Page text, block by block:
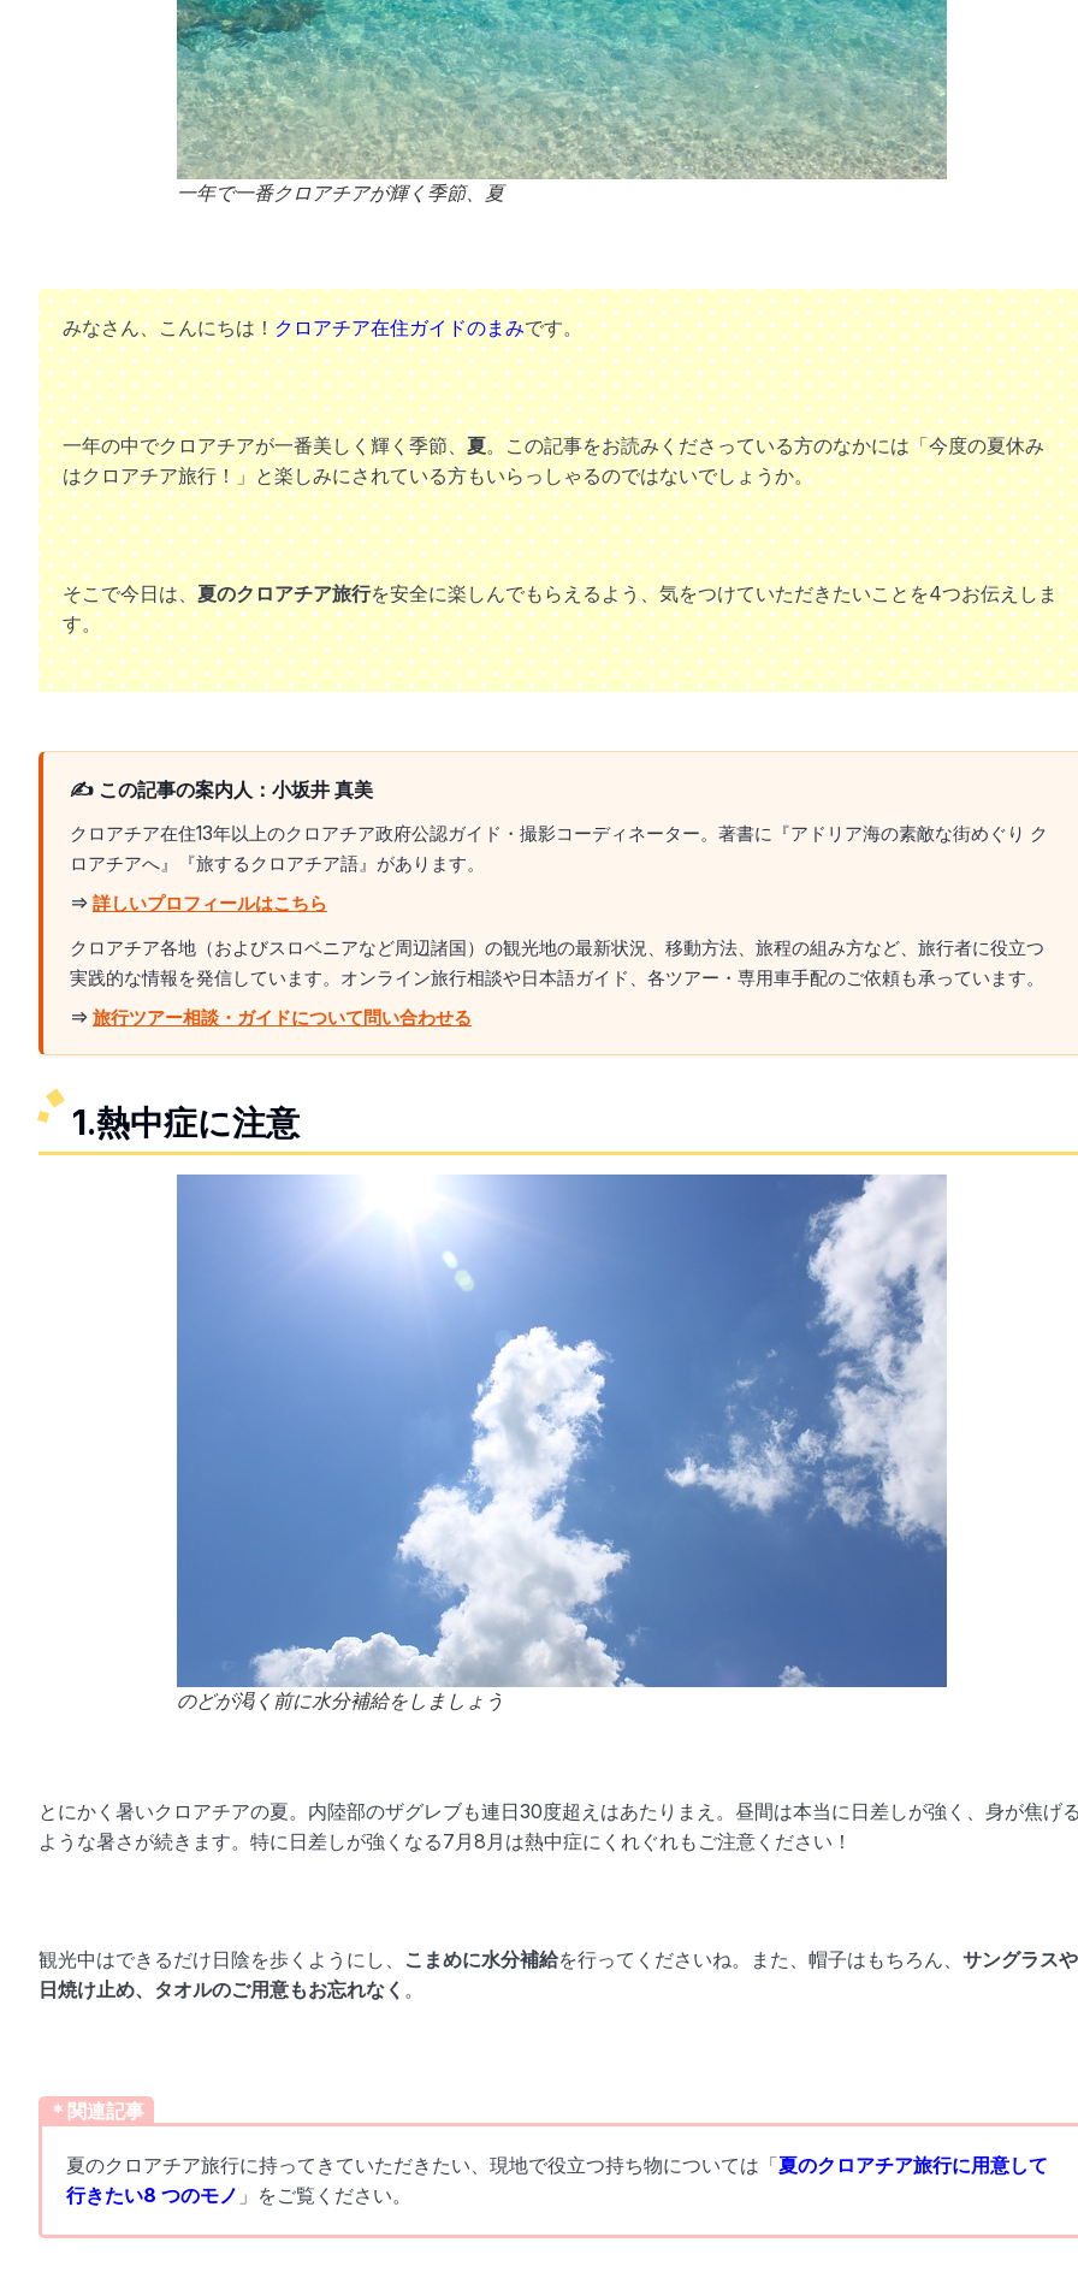
一年で一番クロアチアが輝く季節、夏
みなさん、こんにちは！ クロアチア在住ガイドのまみです。
一年の中でクロアチアが一番美しく輝く季節、 夏。この記事をお読みくださっている方のなかには「今度の夏休み
はクロアチア旅行！」と楽しみにされている方もいらっしゃるのではないでしょうか。
そこで今日は、夏のクロアチア旅行を安全に楽しんでもらえるよう、気をつけていただきたいことを4つお伝えしま
す。
✍️ この記事の案内人：小坂井 真美
クロアチア在住13年以上のクロアチア政府公認ガイド・撮影コーディネーター。著書に『アドリア海の素敵な街めぐり ク
ロアチアへ』『旅するクロアチア語』があります。
⇒ 詳しいプロフィールはこちら
クロアチア各地（およびスロベニアなど周辺諸国）の観光地の最新状況、移動方法、旅程の組み方など、旅行者に役立つ
実践的な情報を発信しています。オンライン旅行相談や日本語ガイド、各ツアー・専用車手配のご依頼も承っています。
⇒ 旅行ツアー相談・ガイドについて問い合わせる
1.熱中症に注意
のどが渇く前に水分補給をしましょう
とにかく暑いクロアチアの夏。内陸部のザグレブも連日30度超えはあたりまえ。昼間は本当に日差しが強く、身が焦げ
ような暑さが続きます。特に日差しが強くなる7月8月は熱中症にくれぐれもご注意ください！
観光中はできるだけ日陰を歩くようにし、 こまめに水分補給を行ってくださいね。また、帽子はもちろん、 サングラスや
日焼け止め、タオルのご用意もお忘れなく 。
＊関連記事
夏のクロアチア旅行に持ってきていただきたい、現地で役立つ持ち物については「夏のクロアチア旅行に用意して
行きたい8 つのモノ 」をご覧ください。